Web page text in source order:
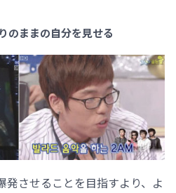
のままの自分を見せる
発させることを目指すより、よ